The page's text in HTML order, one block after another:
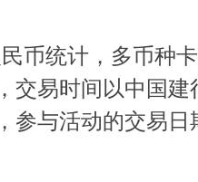
币统计，多币种
交易时间以中国
参与活动的交易